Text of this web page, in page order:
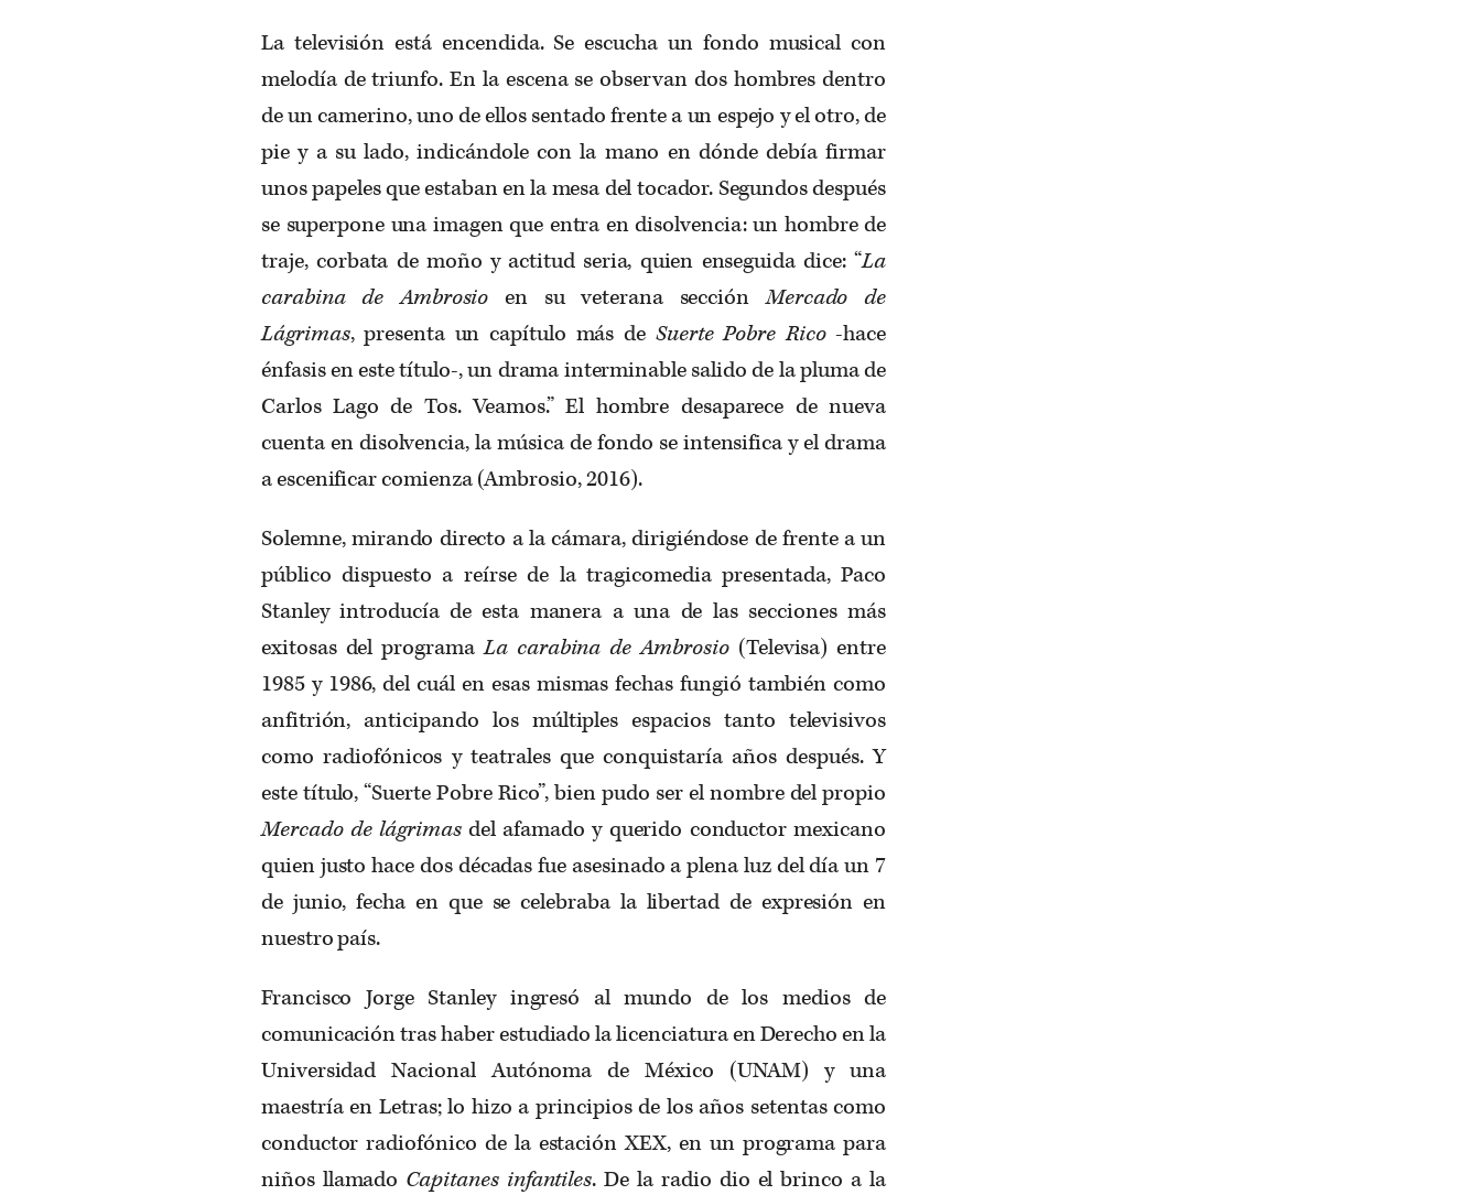
La televisión está encendida. Se escucha un fondo musical con
melodía de triunfo. En la escena se observan dos hombres dentro
de un camerino, uno de ellos sentado frente a un espejo y el otro, de
pie y a su lado, indicándole con la mano en dónde debía firmar
unos papeles que estaban en la mesa del tocador. Segundos después
se superpone una imagen que entra en disolvencia: un hombre de
traje, corbata de moño y actitud seria, quien enseguida dice: “La
carabina de Ambrosio en su veterana secciónMercado de
Lágrimas, presenta un capítulo más de Suerte Pobre Rico-hace
énfasis en este título-, un drama interminable salido de la pluma de
Carlos Lago de Tos. Veamos.” El hombre desaparece de nueva
cuenta en disolvencia, la música de fondo se intensifica y el drama
a escenificar comienza (Ambrosio, 2016).
Solemne, mirando directo a la cámara, dirigiéndose de frente a un
público dispuesto a reírse de la tragicomedia presentada, Paco
Stanley introducía de esta manera a una de las secciones más
exitosas del programaLa carabina de Ambrosio(Televisa) entre
1985 y 1986, del cuál en esas mismas fechas fungió también como
anfitrión, anticipando los múltiples espacios tanto televisivos
como radiofónicos y teatrales que conquistaría años después. Y
este título, “Suerte Pobre Rico”, bien pudo ser el nombre del propio
Mercado de lágrimasdel afamado y querido conductor mexicano
quien justo hace dos décadas fue asesinado a plena luz del día un 7
de junio, fecha en que se celebraba la libertad de expresión en
nuestro país.
Francisco Jorge Stanley ingresó al mundo de los medios de
comunicación tras haber estudiado la licenciatura en Derecho en la
Universidad Nacional Autónoma de México (UNAM) y una
maestría en Letras; lo hizo a principios de los años setentas como
conductor radiofónico de la estación XEX, en un programa para
niños llamado Capitanes infantiles. De la radio dio el brinco a la